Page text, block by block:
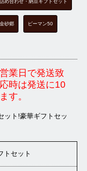
詰め合わせ・納豆ギフトセット
金砂郷 ピーマン50
業日で発送致
時は発送に10
す。
ット!豪華ギフトセッ
トセット